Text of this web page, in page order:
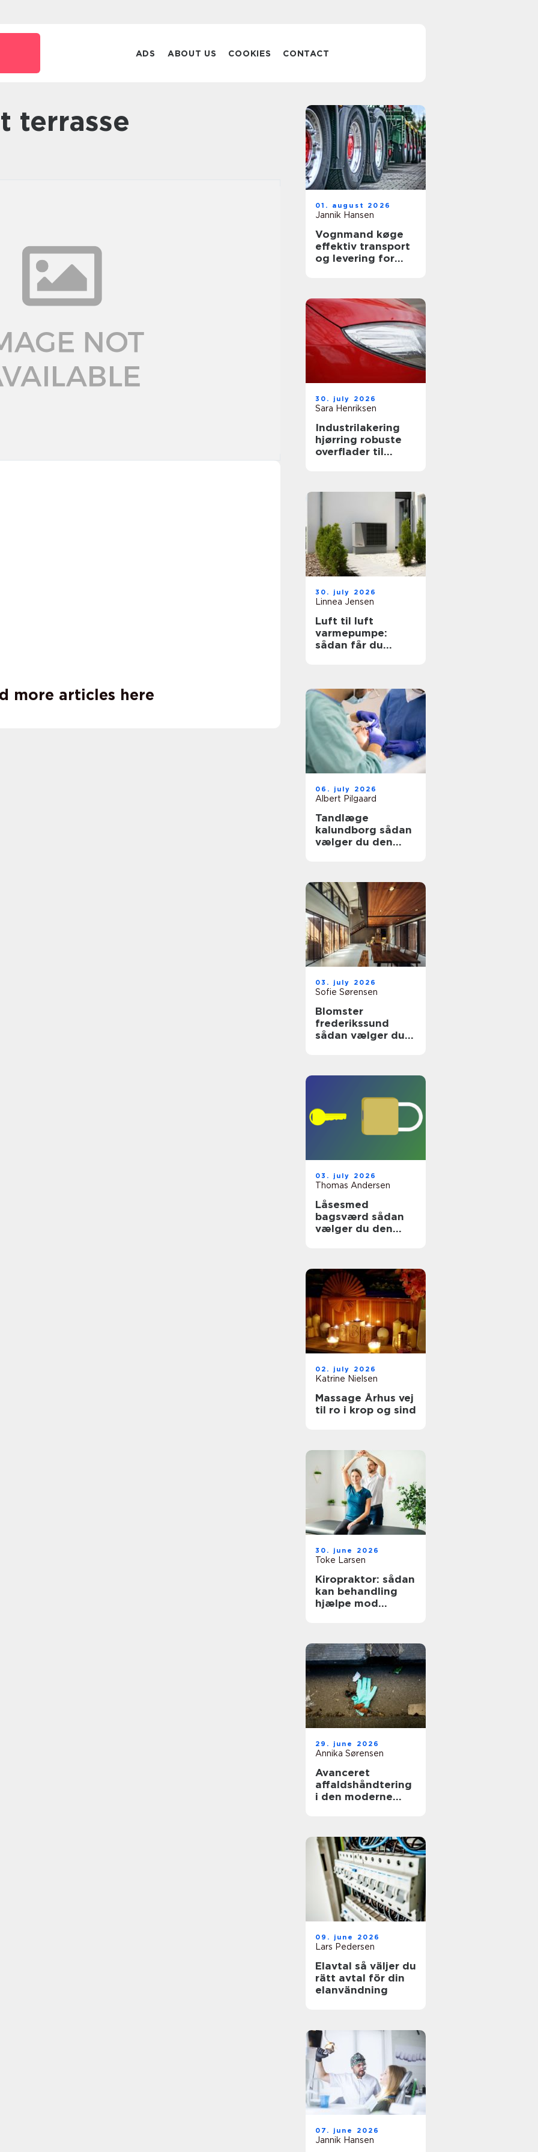
ADS ABOUT US COOKIES CONTACT
terrasse
more articles here
01. august 2026
Jannik Hansen
Vognmand køge
effektiv transport
og levering for
30. july 2026
Sara Henriksen
Industrilakering
hjørring robuste
overflader til
30. july 2026
Linnea Jensen
Luft til luft
varmepumpe:
sådan får du
06. july 2026
Albert Pilgaard
Tandlæge
kalundborg sådan
vælger du den
03. july 2026
Sofie Sørensen
Blomster
frederikssund
sådan vælger du
03. july 2026
Thomas Andersen
Låsesmed
bagsværd sådan
vælger du den
02. july 2026
Katrine Nielsen
Massage Århus vej
til ro i krop og sind
30. june 2026
Toke Larsen
Kiropraktor: sådan
kan behandling
hjælpe mod
29. june 2026
Annika Sørensen
Avanceret
affaldshåndtering
i den moderne
09. june 2026
Lars Pedersen
Elavtal så väljer du
rätt avtal för din
elanvändning
07. june 2026
Jannik Hansen